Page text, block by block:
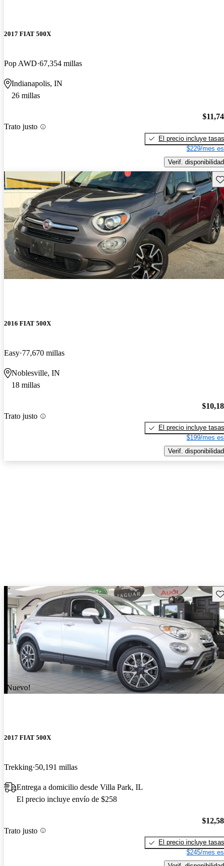
2017 FIAT 500X
Pop AWD 67,354 millas
Indianapolis, IN
26 millas
Trato justo
El precio incluye tasas
$229/mes
Verif. disponibilidad
2016 FIAT 500X
Easy 77,670 millas
Noblesville, IN
18 millas
Trato justo
El precio incluye tasas
$199/mes
Verif. disponibilidad
¡Nuevo!
2017 FIAT 500X
Trekking 50,191 millas
Entrega a domicilio desde Villa Park, IL
El precio incluye envío de $258
Trato justo
El precio incluye tasas
$245/mes